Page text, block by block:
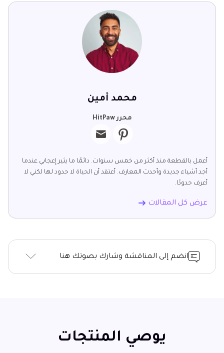
محمد أمين
محرر HitPaw
أعمل بالقطعة منذ أكثر من خمس سنوات. دائمًا ما يثير إعجابي عندما
أجد أشياء جديدة وأحدث المعارف. أعتقد أن الحياة لا حدود لها لكني لا
أعرف حدودًا.
عرض كل المقالات
انضم إلى المناقشة وشارك بصوتك هنا
يوصي المنتجات